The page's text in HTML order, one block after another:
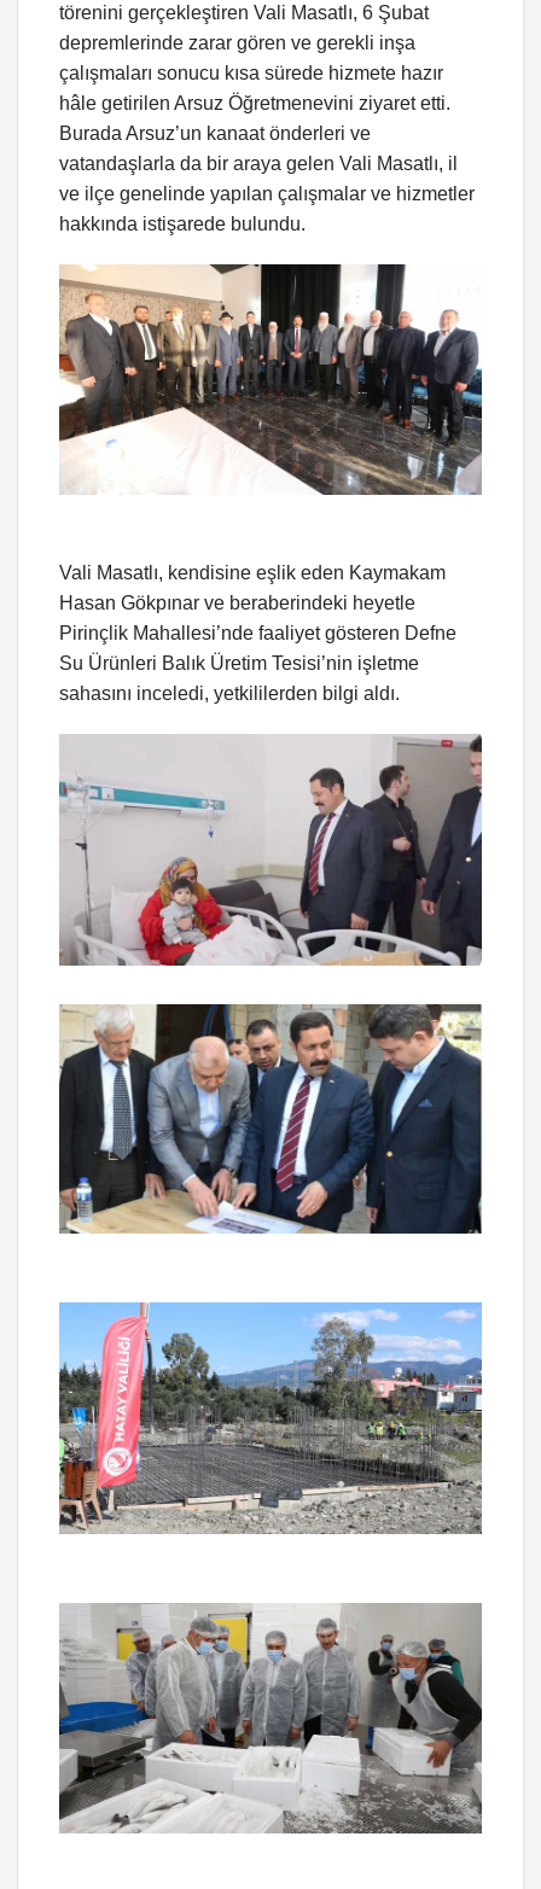
törenini gerçekleştiren Vali Masatlı, 6 Şubat
depremlerinde zarar gören ve gerekli inşa
çalışmaları sonucu kısa sürede hizmete hazır
hâle getirilen Arsuz Öğretmenevini ziyaret etti.
Burada Arsuz’un kanaat önderleri ve
vatandaşlarla da bir araya gelen Vali Masatlı, il
ve ilçe genelinde yapılan çalışmalar ve hizmetler
hakkında istişarede bulundu.
Vali Masatlı, kendisine eşlik eden Kaymakam
Hasan Gökpınar ve beraberindeki heyetle
Pirinçlik Mahallesi’nde faaliyet gösteren Defne
Su Ürünleri Balık Üretim Tesisi’nin işletme
sahasını inceledi, yetkililerden bilgi aldı.